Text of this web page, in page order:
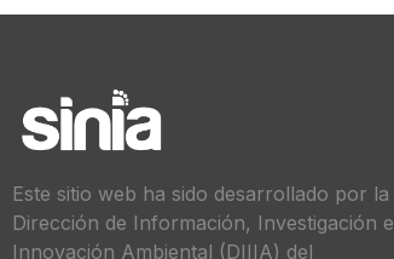
Este sitio web ha sido desarrollado por la
Dirección de Información, Investigación e
Innovación Ambiental (DIIIA) del